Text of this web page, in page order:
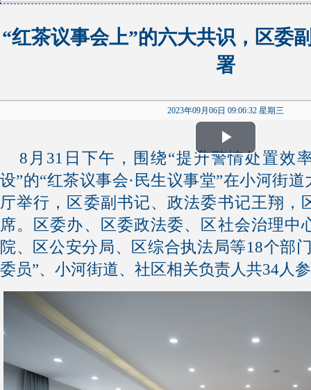
“红茶议事会上”的六大共识，区委
署
2023年09月06日 09:06:32 星期三
Play
Video
8月31日下午，围绕“提升警情处置效
设”的“红茶议事会·民生议事堂”在小河街
厅举行，区委副书记、政法委书记王翔，
席。区委办、区委政法委、区社会治理中
院、区公安分局、区综合执法局等18个部
委员”、小河街道、社区相关负责人共34人